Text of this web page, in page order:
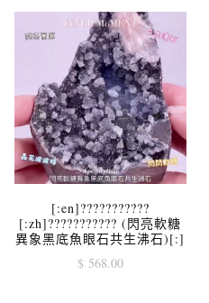
[:en]???????????
[:zh]??????????? (閃亮軟糖
異象黑底魚眼石共生沸石)[:]
$568.00